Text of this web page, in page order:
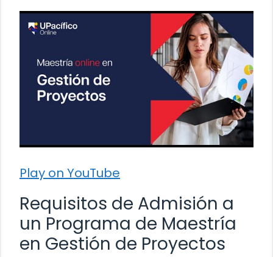
Play on YouTube
Requisitos de Admisión a
un Programa de Maestría
en Gestión de Proyectos